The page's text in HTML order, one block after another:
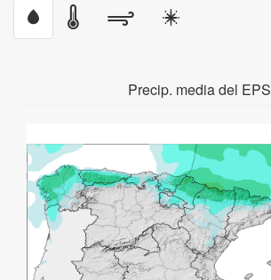
Precip. media del EPS